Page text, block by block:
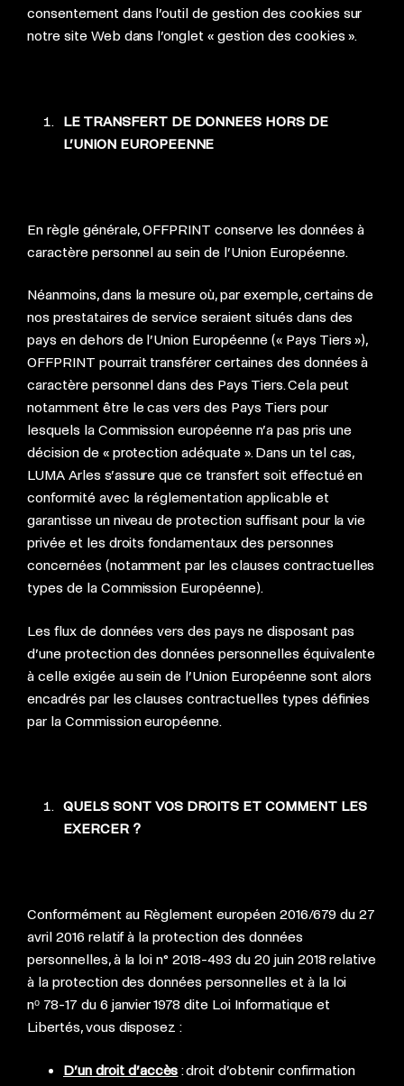
consentement dans l’outil de gestion des cookies sur
notre site Web dans l’onglet « gestion des cookies ».
LE TRANSFERT DE DONNEES HORS DE
L’UNION EUROPEENNE
En règle générale, OFFPRINT conserve les données à
caractère personnel au sein de l’Union Européenne.
Néanmoins, dans la mesure où, par exemple, certains de
nos prestataires de service seraient situés dans des
pays en dehors de l’Union Européenne (« Pays Tiers »),
OFFPRINT pourrait transférer certaines des données à
caractère personnel dans des Pays Tiers. Cela peut
notamment être le cas vers des Pays Tiers pour
lesquels la Commission européenne n’a pas pris une
décision de « protection adéquate ». Dans un tel cas,
LUMA Arles s’assure que ce transfert soit effectué en
conformité avec la réglementation applicable et
garantisse un niveau de protection suffisant pour la vie
privée et les droits fondamentaux des personnes
concernées (notamment par les clauses contractuelles
types de la Commission Européenne).
Les flux de données vers des pays ne disposant pas
d’une protection des données personnelles équivalente
à celle exigée au sein de l’Union Européenne sont alors
encadrés par les clauses contractuelles types définies
par la Commission européenne.
QUELS SONT VOS DROITS ET COMMENT LES
EXERCER ?
Conformément au Règlement européen 2016/679 du 27
avril 2016 relatif à la protection des données
personnelles, à la loi n° 2018-493 du 20 juin 2018 relative
à la protection des données personnelles et à la loi
nᵒ 78-17 du 6 janvier 1978 dite Loi Informatique et
Libertés, vous disposez :
D’un droit d’accès : droit d’obtenir confirmation